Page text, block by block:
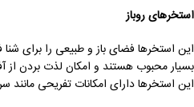
استخرهای روباز
این استخرها فضای باز و طبیعی را برای
بسیار محبوب هستند و امکان لذت بردن از
این استخرها دارای امکانات تفریحی مانند